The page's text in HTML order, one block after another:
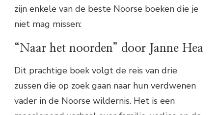
zijn enkele van de beste Noorse boeken die je
niet mag missen:
“Naar het noorden” door Janne Hea
Dit prachtige boek volgt de reis van drie
zussen die op zoek gaan naar hun verdwenen
vader in de Noorse wildernis. Het is een